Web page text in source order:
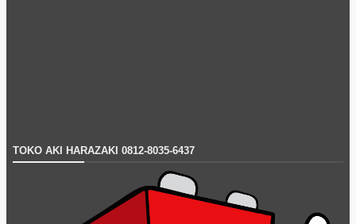
TOKO AKI HARAZAKI 0812-8035-6437